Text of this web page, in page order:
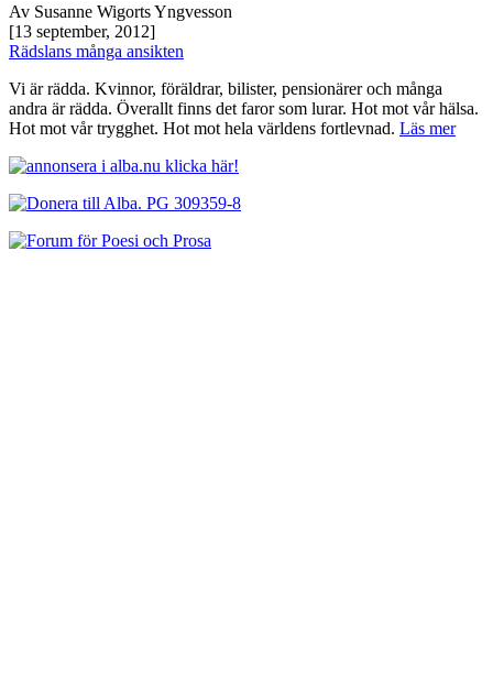
Av Susanne Wigorts Yngvesson
[13 september, 2012]
Rädslans många ansikten
Vi är rädda. Kvinnor, föräldrar, bilister, pensionärer och många
andra är rädda. Överallt finns det faror som lurar. Hot mot vår hälsa.
Hot mot vår trygghet. Hot mot hela världens fortlevnad. Läs mer